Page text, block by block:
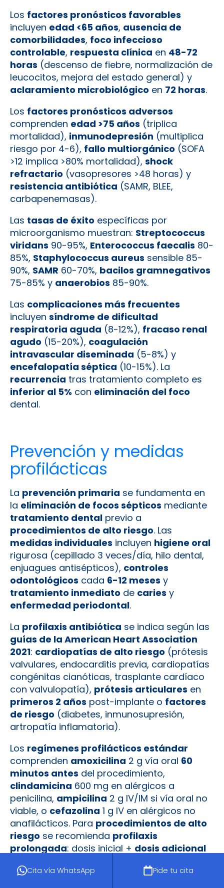
Cita vía WhatsApp Pide tu cita
Los factores pronósticos favorables
incluyen edad <65 años, ausencia de
comorbilidades, foco infeccioso
controlable, respuesta clínica en 48-72
horas (descenso de fiebre, normalización de
leucocitos, mejora del estado general) y
aclaramiento microbiológico en 72 horas.
Los factores pronósticos adversos
comprenden edad >75 años (triplica
mortalidad), inmunodepresión (multiplica
riesgo por 4-6), fallo multiorgánico (SOFA
>12 implica >80% mortalidad), shock
refractario (vasopresores >48 horas) y
resistencia antibiótica (SAMR, BLEE,
carbapenemasas).
Las tasas de éxito específicas por
microorganismo muestran: Streptococcus
viridans 90-95%, Enterococcus faecalis 80-
85%, Staphylococcus aureus sensible 85-
90%, SAMR 60-70%, bacilos gramnegativos
75-85% y anaerobios 85-90%.
Las complicaciones más frecuentes
incluyen síndrome de dificultad
respiratoria aguda (8-12%), fracaso renal
agudo (15-20%), coagulación
intravascular diseminada (5-8%) y
encefalopatía séptica (10-15%). La
recurrencia tras tratamiento completo es
inferior al 5% con eliminación del foco
dental.
Prevención y medidas
profilácticas
La prevención primaria se fundamenta en
la eliminación de focos sépticos mediante
tratamiento dental previo a
procedimientos de alto riesgo. Las
medidas individuales incluyen higiene oral
rigurosa (cepillado 3 veces/día, hilo dental,
enjuagues antisépticos), controles
odontológicos cada 6-12 meses y
tratamiento inmediato de caries y
enfermedad periodontal.
La profilaxis antibiótica se indica según las
guías de la American Heart Association
2021: cardiopatías de alto riesgo (prótesis
valvulares, endocarditis previa, cardiopatías
congénitas cianóticas, trasplante cardíaco
con valvulopatía), prótesis articulares en
primeros 2 años post-implante o factores
de riesgo (diabetes, inmunosupresión,
artropatía inflamatoria).
Los regímenes profilácticos estándar
comprenden amoxicilina 2 g vía oral 60
minutos antes del procedimiento,
clindamicina 600 mg en alérgicos a
penicilina, ampicilina 2 g IV/IM si vía oral no
viable, o cefazolina 1 g IV en alérgicos no
anafilácticos. Para procedimientos de alto
riesgo se recomienda profilaxis
prolongada: dosis inicial + dosis adicional